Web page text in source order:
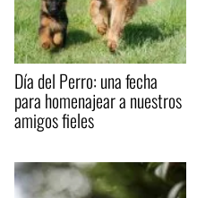
Día del Perro: una fecha
para homenajear a nuestros
amigos fieles